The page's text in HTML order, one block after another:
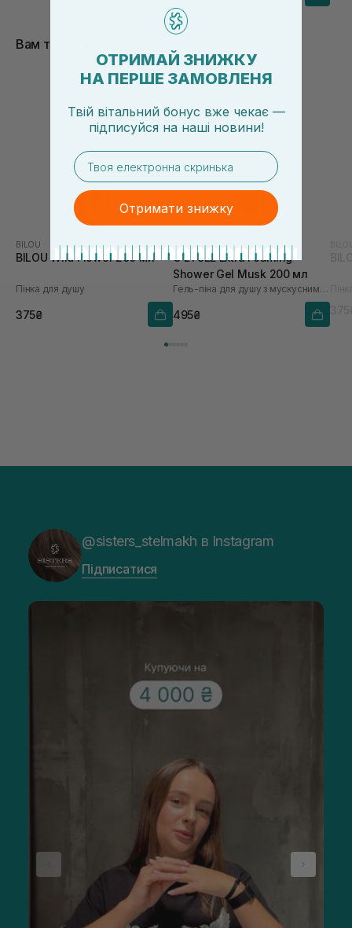
Вам також сподобається
BILOU
BILOU Wild Flower 200 мл
Пінка для душу
375₴
O’LYSEE
O’LYSEE Extra Foaming
Shower Gel Musk 200 мл
Гель-піна для душу з мускусним ароматом
495₴
@sisters_stelmakh в Instagram
Підписатися
ОТРИМАЙ ЗНИЖКУ
НА ПЕРШЕ ЗАМОВЛЕНЯ
Твій вітальний бонус вже чекає —
підписуйся на наші новини!
email
Отримати знижку